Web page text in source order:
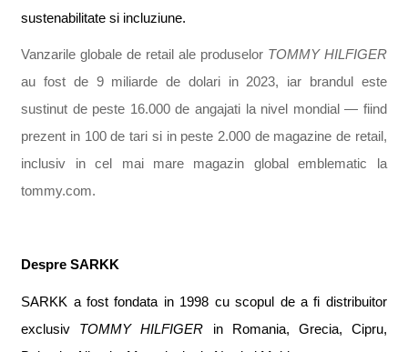
sustenabilitatesi incluziune.
Vanzarile globale de retail ale produselor TOMMY HILFIGER
au fost de 9 miliarde de dolari in 2023, iar brandul este
sustinut de peste 16.000 de angajati la nivel mondial— fiind
prezent in 100 detari si in peste 2.000 de magazine de retail,
inclusiv in cel mai mare magazin global emblematic la
tommy.com.
Despre SARKK
SARKK a fost fondata in 1998 cu scopul de a fi distribuitor
exclusiv TOMMY HILFIGER in Romania, Grecia, Cipru,